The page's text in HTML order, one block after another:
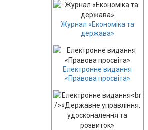
Журнал «Економіка та
держава»
Електронне видання
«Правова просвіта»